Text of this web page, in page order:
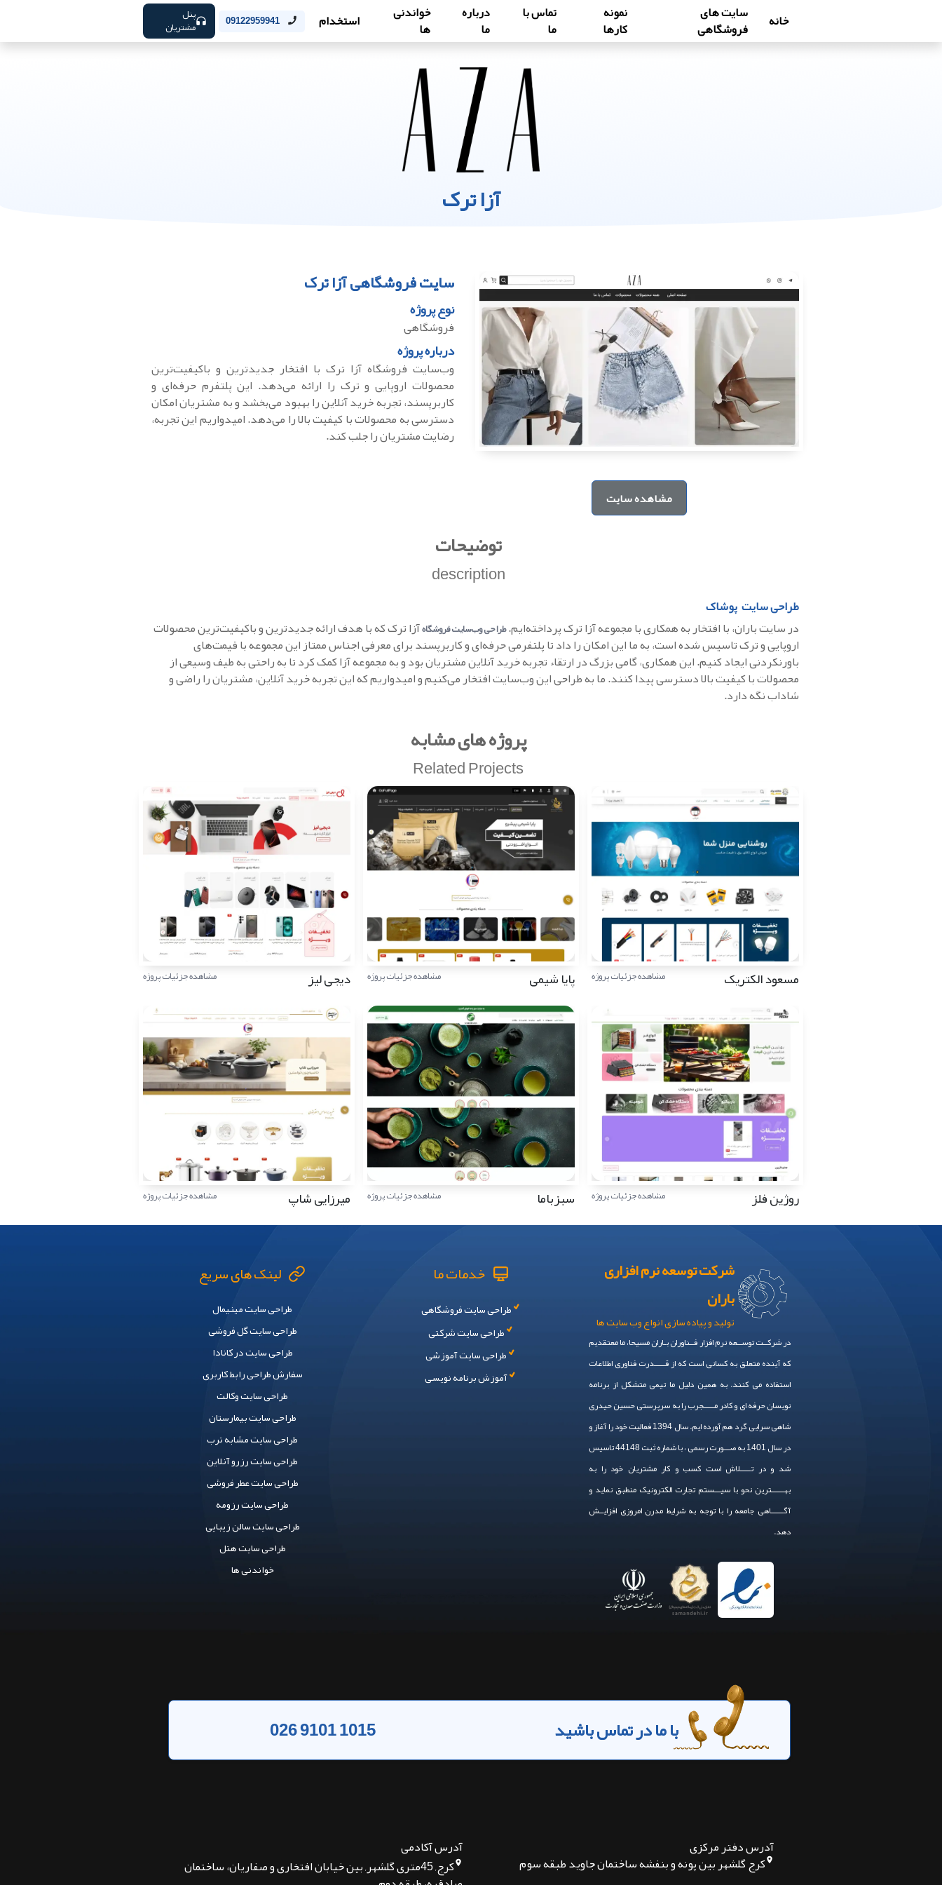
خانه سایت های
فروشگاهی
نمونه
کارها
تماس با
ما
درباره
ما
خواندنی
ها استخدام 09122959941 پنل
مشتریان
آزا ترک
مشاهده سایت
سایت فروشگاهی آزا ترک
نوع پروژه
فروشگاهی
درباره پروژه
وب‌سایت فروشگاه آزا ترک با افتخار جدیدترین و باکیفیت‌ترین
محصولات اروپایی و ترک را ارائه می‌دهد. این پلتفرم حرفه‌ای و
کاربرپسند، تجربه خرید آنلاین را بهبود می‌بخشد و به مشتریان امکان
دسترسی به محصولات با کیفیت بالا را می‌دهد. امیدواریم این تجربه،
رضایت مشتریان را جلب کند.
توضیحات
description
طراحی سایت پوشاک
در سایت باران، با افتخار به همکاری با مجموعه آزا ترک پرداخته‌ایم.طراحی وب‌سایت فروشگاهآزا ترک که با هدف ارائه جدیدترین و باکیفیت‌ترین محصولات
اروپایی و ترک تاسیس شده است، به ما این امکان را داد تا پلتفرمی حرفه‌ای و کاربرپسند برای معرفی اجناس ممتاز این مجموعه با قیمت‌های
باورنکردنی ایجاد کنیم. این همکاری، گامی بزرگ در ارتقاء تجربه خرید آنلاین مشتریان بود و به مجموعه آزا کمک کرد تا به راحتی به طیف وسیعی از
محصولات با کیفیت بالا دسترسی پیدا کنند. ما به طراحی این وب‌سایت افتخار می‌کنیم و امیدواریم که این تجربه خرید آنلاین، مشتریان را راضی و
شاداب نگه دارد.
پروژه های مشابه
Related Projects
مسعود الکتریک مشاهده جزئیات پروژه پایا شیمی مشاهده جزئیات پروژه دیجی لیز مشاهده جزئیات پروژه
روژین فلز مشاهده جزئیات پروژه سبزباما مشاهده جزئیات پروژه میرزایی شاپ مشاهده جزئیات پروژه
شرکت توسعه نرم افزاری
باران
تولید و پیاده سازی انواع وب سایت ها
در شرکــت توســعه نرم افزار فــناوران بـاران مسیحا، ما معتقدیم
که آینده متعلق به کسانی است که از قـــــدرت فناوری اطلاعات
استفاده می کنند. به همین دلیل ما تیمی متشکل از برنامه
نویسان حرفه ای و کادر مـــــجرب را به سرپرستی حسین حیدری
شاهی سرایی گرد هم آورده ایم. سال 1394 فعالیت خود را آغاز و
در سال 1401 به صـــورت رسمی ، با شماره ثبت 44148 تاسیس
شد و در تـــــلاش است کسب و کار مشتریان خود را به
بهــــــترین نحو با سیـــستم تجارت الکترونیک منطبق نماید و
آگــــــاهی جامعه را با توجه به شرایط مدرن امروزی افزایــش
دهد.
خدمات ما
طراحی سایت فروشگاهی
طراحی سایت شرکتی
طراحی سایت آموزشی
آموزش برنامه نویسی
لینک های سریع
طراحی سایت مینیمال
طراحی سایت گل فروشی
طراحی سایت در کانادا
سفارش طراحی رابط کاربری
طراحی سایت وکالت
طراحی سایت بیمارستان
طراحی سایت مشابه ترب
طراحی سایت رزرو آنلاین
طراحی سایت عطر فروشی
طراحی سایت رزومه
طراحی سایت سالن زیبایی
طراحی سایت هتل
خواندنی ها
با ما در تماس باشید 026 9101 1015
آدرس دفتر مرکزی
کرج گلشهر بین پونه و بنفشه ساختمان جاوید طبقه سوم
آدرس آکادمی
کرج, 45متری گلشهر, بین خیابان افتخاری و صفاریان، ساختمان